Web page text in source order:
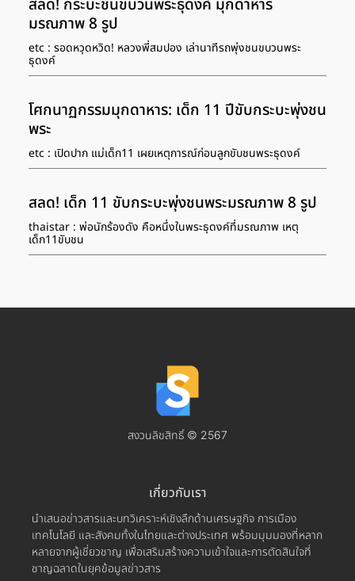
สลด! กระบะชนขบวนพระธุดงค์ มุกดาหาร
มรณภาพ 8 รูป
etc : รอดหวุดหวิด! หลวงพี่สมปอง เล่านาทีรถพุ่งชนขบวนพระ
ธุดงค์
โศกนาฏกรรมมุกดาหาร: เด็ก 11 ปีขับกระบะพุ่งชน
พระ
etc : เปิดปาก แม่เด็ก11 เผยเหตุการณ์ก่อนลูกขับชนพระธุดงค์
สลด! เด็ก 11 ขับกระบะพุ่งชนพระมรณภาพ 8 รูป
thaistar : พ่อนักร้องดัง คือหนึ่งในพระธุดงค์ที่มรณภาพ เหตุ
เด็ก11ขับชน
สงวนลิขสิทธิ์ © 2567
เกี่ยวกับเรา
นำเสนอข่าวสารและบทวิเคราะห์เชิงลึกด้านเศรษฐกิจ การเมือง
เทคโนโลยี และสังคมทั้งในไทยและต่างประเทศ พร้อมมุมมองที่หลาก
หลายจากผู้เชี่ยวชาญ เพื่อเสริมสร้างความเข้าใจและการตัดสินใจที่
ชาญฉลาดในยุคข้อมูลข่าวสาร